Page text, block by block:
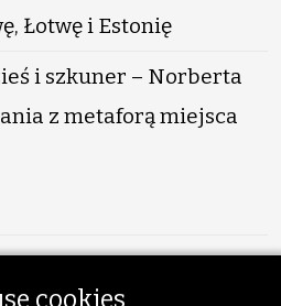
Łotwę i Estonię
i szkuner – Norberta
z metaforą miejsca
cookies